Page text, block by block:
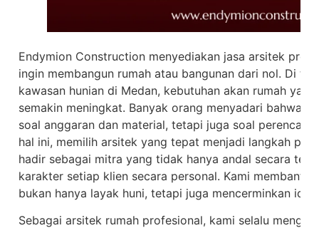
Endymion Construction menyediakan jasa arsitek
ingin membangun rumah atau bangunan dari nol. Di
kawasan hunian di Medan, kebutuhan akan rumah
semakin meningkat. Banyak orang menyadari bahwa
soal anggaran dan material, tetapi juga soal
hal ini, memilih arsitek yang tepat menjadi langkah
hadir sebagai mitra yang tidak hanya andal secara
karakter setiap klien secara personal. Kami membantu
bukan hanya layak huni, tetapi juga mencerminkan
Sebagai arsitek rumah profesional, kami selalu